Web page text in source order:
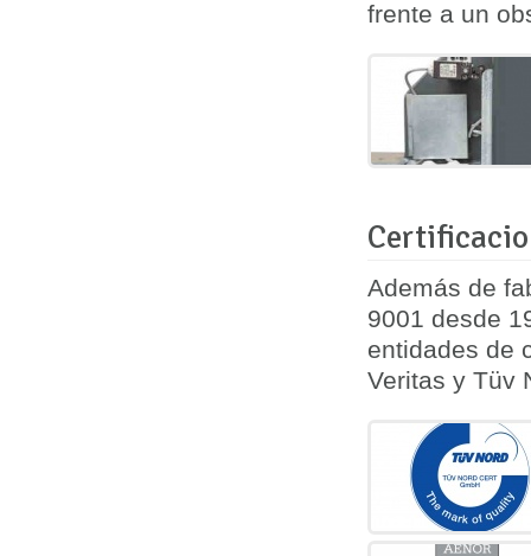
frente a un
Además de
9001 desde
entidades de
Veritas y Tüv